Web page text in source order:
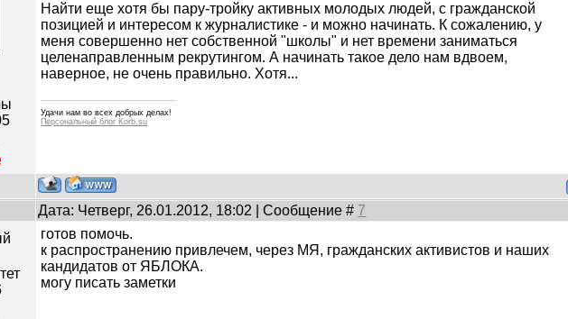
Найти еще хотя бы пару-тройку активных молодых людей, с гражданской
позицией и интересом к журналистике - и можно начинать. К сожалению, у
меня совершенно нет собственной "школы" и нет времени заниматься
целенаправленным рекрутингом. А начинать такое дело нам вдвоем,
наверное, не очень правильно. Хотя...
Удачи нам во всех добрых делах!
Персональный блог Korb.su
Дата: Четверг, 26.01.2012, 18:02 | Сообщение # 7
готов помочь.
к распространению привлечем, через МЯ, гражданских активистов и наших
кандидатов от ЯБЛОКА.
могу писать заметки